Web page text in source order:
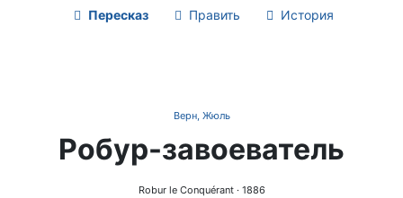
Пересказ Править История
Верн, Жюль
Робур-завоеватель
Robur le Conquérant· 1886